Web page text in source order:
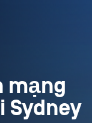
mạng
Sydney